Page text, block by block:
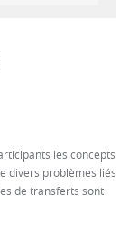
les concepts
divers problèmes liés
de transferts sont